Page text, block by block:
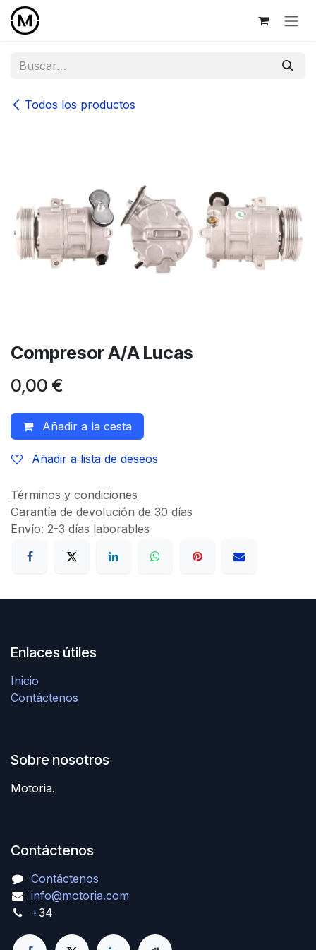
Ir al contenido
Todos los productos
Compresor A/A Lucas
0,00 €
Añadir a la cesta
Añadir a lista de deseos
Términos y condiciones
Garantía de devolución de 30 días
Envío: 2-3 días laborables
Enlaces útiles
Inicio
Contáctenos
Sobre nosotros
Motoria.
Contáctenos
Contáctenos
info@motoria.com
+34